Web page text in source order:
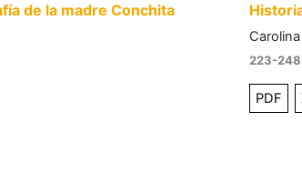
de la madre Conchita
223-248
PDF